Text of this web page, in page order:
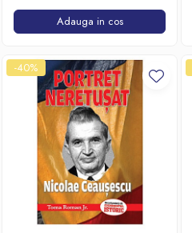
Adauga in cos
-40%